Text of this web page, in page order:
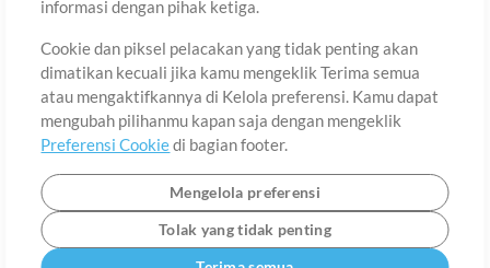
informasi dengan pihak ketiga.
Cookie dan piksel pelacakan yang tidak penting akan
dimatikan kecuali jika kamu mengeklik Terima semua
atau mengaktifkannya di Kelola preferensi. Kamu dapat
mengubah pilihanmu kapan saja dengan mengeklik
Preferensi Cookiedi bagian footer.
Mengelola preferensi
Tolak yang tidak penting
Provinsi Bahasa